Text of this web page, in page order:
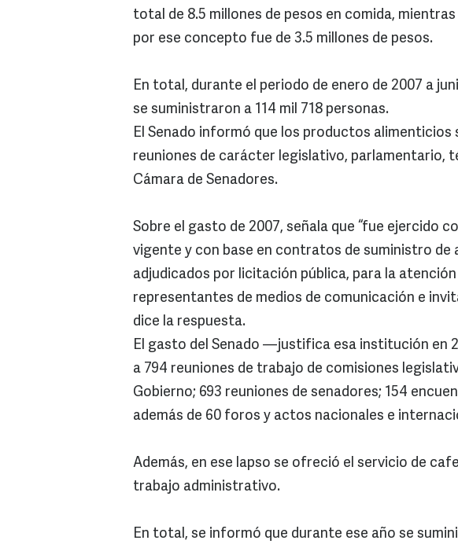
total de 8.5 millones de pesos en comida,
por ese concepto fue de 3.5 millones de pesos.
En total, durante el periodo de enero de 2007 a
se suministraron a 114 mil 718 personas.
El Senado informó que los productos alimenticios
reuniones de carácter legislativo, parlamentario,
Cámara de Senadores.
Sobre el gasto de 2007, señala que “fue ejercido
vigente y con base en contratos de suministro de
adjudicados por licitación pública, para la atención
representantes de medios de comunicación e
dice la respuesta.
El gasto del Senado —justifica esa institución en
a 794 reuniones de trabajo de comisiones
Gobierno; 693 reuniones de senadores; 154
además de 60 foros y actos nacionales e
Además, en ese lapso se ofreció el servicio de
trabajo administrativo.
En total, se informó que durante ese año se